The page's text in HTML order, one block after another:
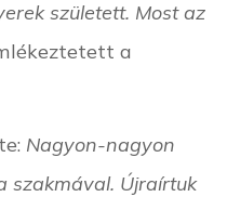
született. Most az
a
Nagyon-nagyon
szakmával. Újraírtuk